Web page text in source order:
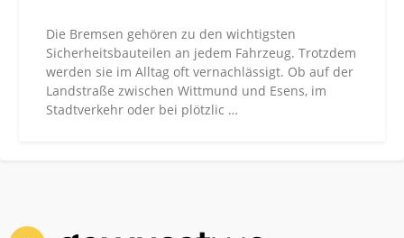
Die Bremsen gehören zu den wichtigsten
Sicherheitsbauteilen an jedem Fahrzeug. Trotzdem
werden sie im Alltag oft vernachlässigt. Ob auf der
Landstraße zwischen Wittmund und Esens, im
Stadtverkehr oder bei plötzlic …